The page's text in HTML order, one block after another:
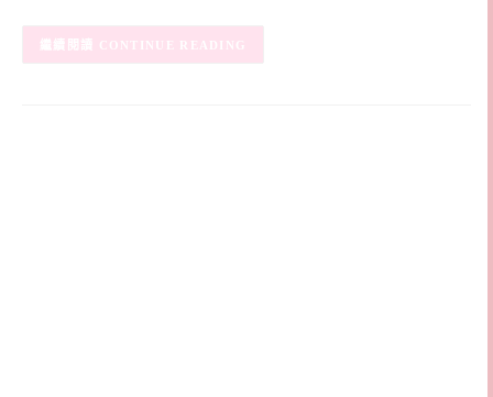
CONTINUE READING